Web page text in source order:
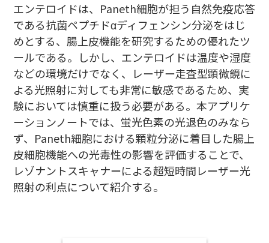
エンテロイドは、Paneth細胞が担う自然免疫応答
である抗菌ペプチドαディフェンシン分泌をはじ
めとする、腸上皮機能を研究するための優れたツ
ールである。しかし、エンテロイドは温度や湿度
などの環境だけでなく、レーザー走査型顕微鏡に
よる光照射に対しても非常に敏感であるため、実
験においては慎重に扱う必要がある。本アプリケ
ーションノートでは、蛍光色素の光退色のみなら
ず、Paneth細胞における顆粒分泌に着目した腸上
皮細胞機能への光毒性の影響を評価することで、
レゾナントスキャナーによる超短時間レーザー光
照射の利点について紹介する。